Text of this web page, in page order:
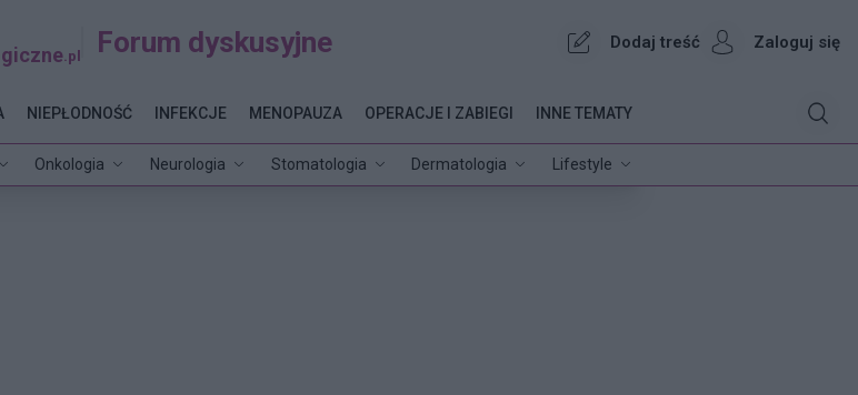
.pl Forum dyskusyjne Dodaj treść Zaloguj się
Onkologia Neurologia Stomatologia Dermatologia Lifestyle
NIEPŁODNOŚĆ INFEKCJE MENOPAUZA OPERACJE I ZABIEGI INNE TEMATY